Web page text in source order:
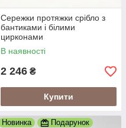
Сережки протяжки срібло з
бантиками і білими
цирконами
В наявності
2 246 ₴
Купити
Новинка Подарунок